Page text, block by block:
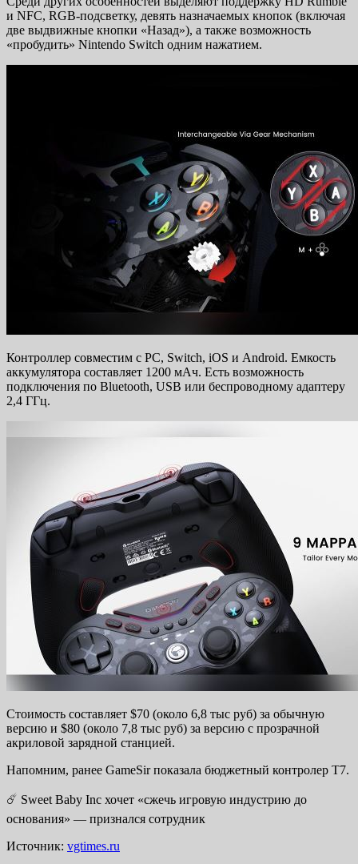
и NFC, RGB-подсветку, девять назначаемых кнопок (включая
две выдвижные кнопки «Назад»), а также возможность
«пробудить» Nintendo Switch одним нажатием.
Контроллер совместим с PC, Switch, iOS и Android. Емкость
аккумулятора составляет 1200 мАч. Есть возможность
подключения по Bluetooth, USB или беспроводному адаптеру
2,4 ГГц.
Стоимость составляет $70 (около 6,8 тыс руб) за обычную
версию и $80 (около 7,8 тыс руб) за версию с прозрачной
акриловой зарядной станцией.
Напомним, ранее GameSir показала бюджетный контролер T7.
☄️ Sweet Baby Inc хочет «сжечь игровую индустрию до
основания» — признался сотрудник
Источник: vgtimes.ru